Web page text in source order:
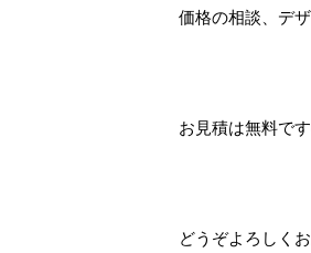
価格の相談、デ
お見積は無料で
どうぞよろしく